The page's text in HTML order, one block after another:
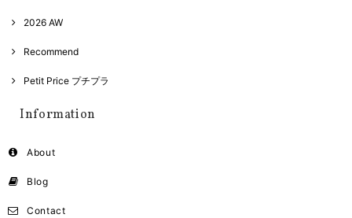
2026 AW
Recommend
Petit Price プチプラ
Information
About
Blog
Contact